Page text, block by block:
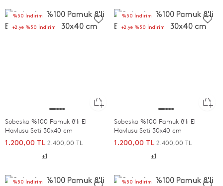
%50 İndirim
+2.ye %50 İndirim
Sobeska %100 Pamuk 8'li El
Havlusu Seti 30x40 cm
1.200,00 TL 2.400,00 TL
+1
%50 İndirim
+2.ye %50 İndirim
Sobeska %100 Pamuk 8'li El
Havlusu Seti 30x40 cm
1.200,00 TL 2.400,00 TL
+1
%50 İndirim %50 İndirim